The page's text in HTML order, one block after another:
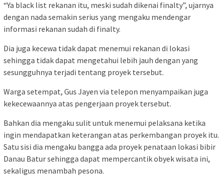
“Ya black list rekanan itu, meski sudah dikenai finalty”, ujarnya
dengan nada semakin serius yang mengaku mendengar
informasi rekanan sudah di finalty.
Dia juga kecewa tidak dapat menemui rekanan di lokasi
sehingga tidak dapat mengetahui lebih jauh dengan yang
sesungguhnya terjadi tentang proyek tersebut.
Warga setempat, Gus Jayen via telepon menyampaikan juga
kekecewaannya atas pengerjaan proyek tersebut.
Bahkan dia mengaku sulit untuk menemui pelaksana ketika
ingin mendapatkan keterangan atas perkembangan proyek itu.
Satu sisi dia mengaku bangga ada proyek penataan lokasi bibir
Danau Batur sehingga dapat mempercantik obyek wisata ini,
sekaligus menambah pesona.